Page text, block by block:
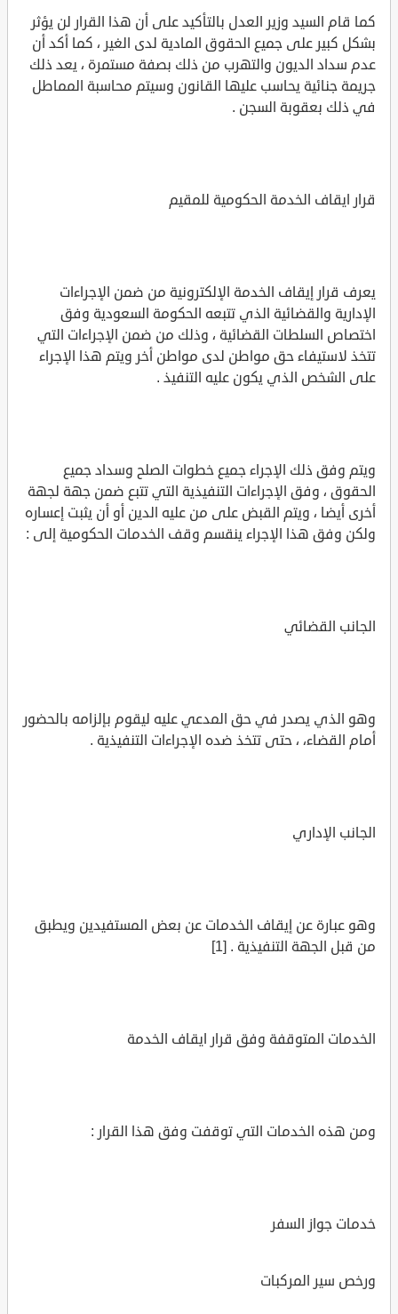
كما قام السيد وزير العدل بالتأكيد على أن هذا القرار لن يؤثر
بشكل كبير على جميع الحقوق المادية لدى الغير ، كما أكد أن
عدم سداد الديون والتهرب من ذلك بصفة مستمرة ، يعد ذلك
جريمة جنائية يحاسب عليها القانون وسيتم محاسبة المماطل
في ذلك بعقوبة السجن .
قرار ايقاف الخدمة الحكومية للمقيم
يعرف قرار إيقاف الخدمة الإلكترونية من ضمن الإجراءات
الإدارية والقضائية الذي تتبعه الحكومة السعودية وفق
اختصاص السلطات القضائية ، وذلك من ضمن الإجراءات التي
تتخذ لاستيفاء حق مواطن لدى مواطن أخر ويتم هذا الإجراء
على الشخص الذي يكون عليه التنفيذ .
ويتم وفق ذلك الإجراء جميع خطوات الصلح وسداد جميع
الحقوق ، وفق الإجراءات التنفيذية التي تتبع ضمن جهة لجهة
أخرى أيضا ، ويتم القبض على من عليه الدين أو أن يثبت إعساره
ولكن وفق هذا الإجراء ينقسم وقف الخدمات الحكومية إلى :
الجانب القضائي
وهو الذي يصدر في حق المدعي عليه ليقوم بإلزامه بالحضور
أمام القضاء، ، حتى تتخذ ضده الإجراءات التنفيذية .
الجانب الإداري
وهو عبارة عن إيقاف الخدمات عن بعض المستفيدين ويطبق
من قبل الجهة التنفيذية . [1]
الخدمات المتوقفة وفق قرار ايقاف الخدمة
ومن هذه الخدمات التي توقفت وفق هذا القرار :
خدمات جواز السفر
ورخص سير المركبات